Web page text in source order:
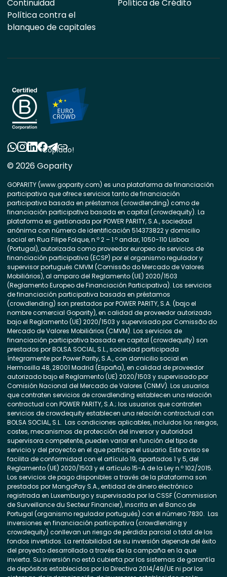
Continuidad
Política contra el
blanqueo de capitales
Política de Crédito
© 2026 Goparity
GOPARITY (www.goparity.com) es una plataforma de financiación
participativa que ofrece servicios tanto de financiación
participativa basada en préstamos (crowdlending) como de
financiación participativa basada en capital (crowdequity). La
plataforma es gestionada por POWER PARITY, S.A., sociedad
anónima con número de identificación 514373822 y domicilio
social en Rua Filipe Folque, n.º 2 – 1.º andar, 1050-110 Lisboa
(Portugal), autorizada como proveedor europeo de servicios de
financiación participativa (ECSP) por el organismo regulador y
supervisor portugués CMVM (Comissão do Mercado de Valores
Mobiliários), al amparo del Reglamento (UE) 2020/1503
(Reglamento Europeo de Financiación Participativa). Los servicios
de financiación participativa basada en préstamos
(crowdlending) son prestados por POWER PARITY, S.A. (bajo el
nombre comercial Goparity), en calidad de proveedor autorizado
bajo el Reglamento (UE) 2020/1503 y supervisado por Comissão do
Mercado de Valores Mobiliários (CMVM). Los servicios de
financiación participativa basada en capital (crowdequity) son
prestados por BOLSA SOCIAL, S.L., sociedad participada
íntegramente por Power Parity, S.A., con domicilio social en
Hermosilla 48, 28001 Madrid (España), en calidad de proveedor
autorizado bajo el Reglamento (UE) 2020/1503 y supervisado por
Comisión Nacional del Mercado de Valores (CNMV). Los usuarios
que contraten servicios de crowdlending establecen una relación
contractual con POWER PARITY, S.A.; los usuarios que contraten
servicios de crowdequity establecen una relación contractual con
BOLSA SOCIAL, S.L. Las condiciones aplicables, incluidos los riesgos,
costes, mecanismos de protección del inversor y autoridad
supervisora competente, pueden variar en función del tipo de
servicio y del proyecto en el que participe el usuario. Este aviso se
facilita de conformidad con el artículo 19, apartados 1 y 5, del
Reglamento (UE) 2020/1503 y el artículo 15-A de la Ley n.º 102/2015.
Los servicios de pago disponibles a través de la plataforma son
prestados por MangoPay S.A., entidad de dinero electrónico
registrada en Luxemburgo y supervisada por la CSSF (Commission
de Surveillance du Secteur Financier), inscrita en el Banco de
Portugal (organismo regulador portugués) con el número 7830. Las
inversiones en financiación participativa (crowdlending y
crowdequity) conllevan un riesgo de pérdida parcial o total de los
fondos invertidos. La rentabilidad de su inversión depende del éxito
del proyecto desarrollado a través de la campaña en la que
invierta. Su inversión no está cubierta por los sistemas de garantía
de depósitos establecidos por la Directiva 2014/49/UE ni por los
Copiado!